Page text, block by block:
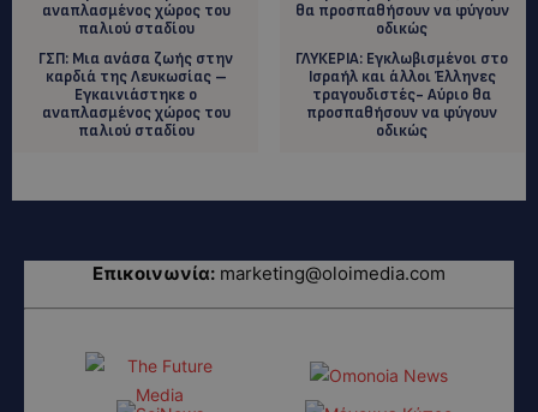
ΓΣΠ: Μια ανάσα ζωής στην
καρδιά της Λευκωσίας –
Εγκαινιάστηκε ο
αναπλασμένος χώρος του
παλιού σταδίου
ΓΛΥΚΕΡΙΑ: Εγκλωβισμένοι στο
Ισραήλ και άλλοι Έλληνες
τραγουδιστές- Αύριο θα
προσπαθήσουν να φύγουν
οδικώς
Επικοινωνία: marketing@oloimedia.com